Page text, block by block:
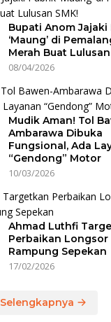
Bupati Anom Jajaki
‘Maung’ di
Merah Buat Lulusan
08/04/2026
Mudik Aman! Tol
Ambarawa Dibuka
Fungsional, Ada
“Gendong” Motor
10/03/2026
Ahmad Luthfi
Perbaikan Longsor
Rampung Sepekan
17/02/2026
Selengkapnya